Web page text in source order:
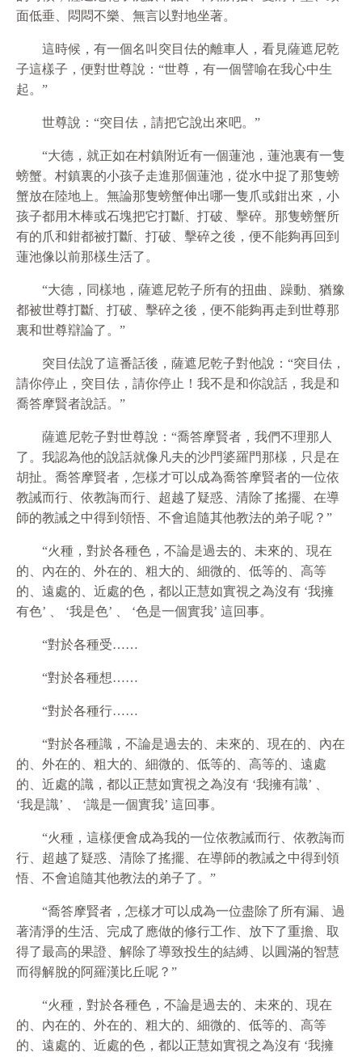
面低垂、悶悶不樂、無言以對地坐著。
這時候，有一個名叫突目佉的離車人，看見薩遮尼乾
子這樣子，便對世尊說：“世尊，有一個譬喻在我心中生
起。”
世尊說：“突目佉，請把它說出來吧。”
“大德，就正如在村鎮附近有一個蓮池，蓮池裏有一隻
螃蟹。村鎮裏的小孩子走進那個蓮池，從水中捉了那隻螃
蟹放在陸地上。無論那隻螃蟹伸出哪一隻爪或鉗出來，小
孩子都用木棒或石塊把它打斷、打破、擊碎。那隻螃蟹所
有的爪和鉗都被打斷、打破、擊碎之後，便不能夠再回到
蓮池像以前那樣生活了。
“大德，同樣地，薩遮尼乾子所有的扭曲、躁動、猶豫
都被世尊打斷、打破、擊碎之後，便不能夠再走到世尊那
裏和世尊辯論了。”
突目佉說了這番話後，薩遮尼乾子對他說：“突目佉，
請你停止，突目佉，請你停止！我不是和你說話，我是和
喬答摩賢者說話。”
薩遮尼乾子對世尊說：“喬答摩賢者，我們不理那人
了。我認為他的說話就像凡夫的沙門婆羅門那樣，只是在
胡扯。喬答摩賢者，怎樣才可以成為喬答摩賢者的一位依
教誡而行、依教誨而行、超越了疑惑、清除了搖擺、在導
師的教誡之中得到領悟、不會追隨其他教法的弟子呢？”
“火種，對於各種色，不論是過去的、未來的、現在
的、內在的、外在的、粗大的、細微的、低等的、高等
的、遠處的、近處的色，都以正慧如實視之為沒有 ‘我擁
有色’ 、 ‘我是色’ 、 ‘色是一個實我’ 這回事。
“對於各種受……
“對於各種想……
“對於各種行……
“對於各種識，不論是過去的、未來的、現在的、內在
的、外在的、粗大的、細微的、低等的、高等的、遠處
的、近處的識，都以正慧如實視之為沒有 ‘我擁有識’ 、
‘我是識’ 、 ‘識是一個實我’ 這回事。
“火種，這樣便會成為我的一位依教誡而行、依教誨而
行、超越了疑惑、清除了搖擺、在導師的教誡之中得到領
悟、不會追隨其他教法的弟子了。”
“喬答摩賢者，怎樣才可以成為一位盡除了所有漏、過
著清淨的生活、完成了應做的修行工作、放下了重擔、取
得了最高的果證、解除了導致投生的結縛、以圓滿的智慧
而得解脫的阿羅漢比丘呢？”
“火種，對於各種色，不論是過去的、未來的、現在
的、內在的、外在的、粗大的、細微的、低等的、高等
的、遠處的、近處的色，都以正慧如實視之為沒有 ‘我擁